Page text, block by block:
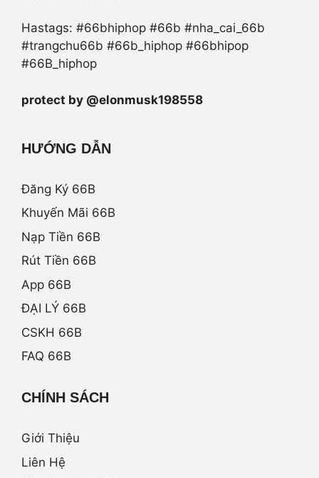
Hastags: #66bhiphop #66b #nha_cai_66b
#trangchu66b #66b_hiphop #66bhipop
#66B_hiphop
protect by @elonmusk198558
HƯỚNG DẪN
Đăng Ký 66B
Khuyến Mãi 66B
Nạp Tiền 66B
Rút Tiền 66B
App 66B
ĐẠI LÝ 66B
CSKH 66B
FAQ 66B
CHÍNH SÁCH
Giới Thiệu
Liên Hệ